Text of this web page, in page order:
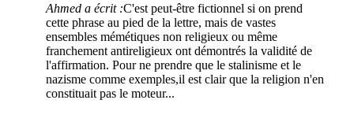
Ahmed a écrit :C'est peut-être fictionnel si on prend
cette phrase au pied de la lettre, mais de vastes
ensembles mémétiques non religieux ou même
franchement antireligieux ont démontrés la validité de
l'affirmation. Pour ne prendre que le stalinisme et le
nazisme comme exemples,il est clair que la religion n'en
constituait pas le moteur...